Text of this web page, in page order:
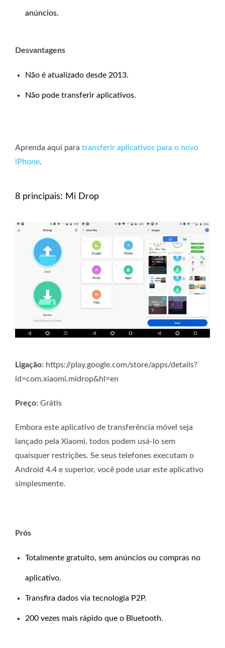
anúncios.
Desvantagens
Não é atualizado desde 2013.
Não pode transferir aplicativos.
Aprenda aqui para transferir aplicativos para o novo
iPhone.
8 principais: Mi Drop
Ligação: https://play.google.com/store/apps/details?
id=com.xiaomi.midrop&hl=en
Preço: Grátis
Embora este aplicativo de transferência móvel seja
lançado pela Xiaomi, todos podem usá-lo sem
quaisquer restrições. Se seus telefones executam o
Android 4.4 e superior, você pode usar este aplicativo
simplesmente.
Prós
Totalmente gratuito, sem anúncios ou compras no
aplicativo.
Transfira dados via tecnologia P2P.
200 vezes mais rápido que o Bluetooth.